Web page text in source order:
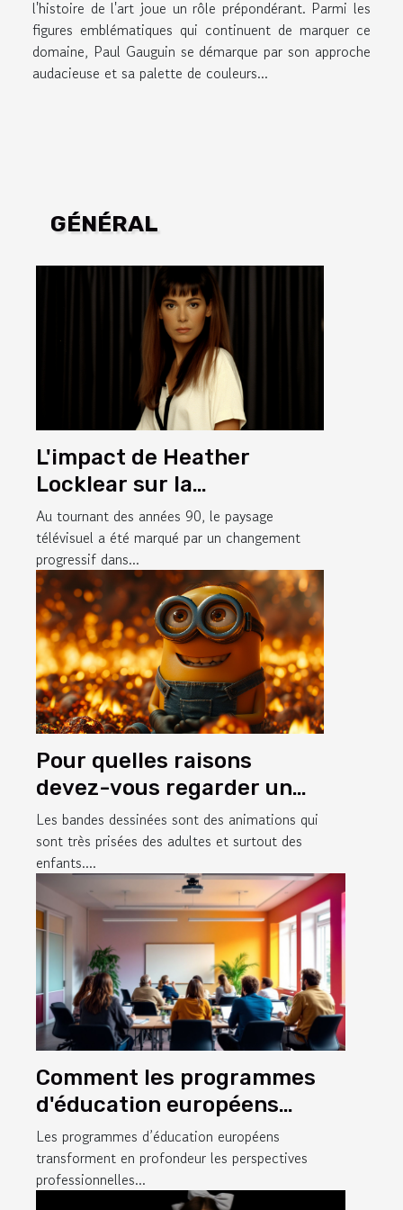
l'histoire de l'art joue un rôle prépondérant. Parmi les
figures emblématiques qui continuent de marquer ce
domaine, Paul Gauguin se démarque par son approche
audacieuse et sa palette de couleurs...
GÉNÉRAL
Comment les programmes
d'éducation européens
façonnent-ils les carrières
modernes ?
Les programmes d’éducation européens
transforment en profondeur les perspectives
professionnelles...
L'impact de Heather
Locklear sur la
représentation des
femmes dans les séries
télévisées des années 90
Au tournant des années 90, le paysage
télévisuel a été marqué par un changement
progressif dans...
Pour quelles raisons
devez-vous regarder un
dessin animé ?
Les bandes dessinées sont des animations qui
sont très prisées des adultes et surtout des
enfants....